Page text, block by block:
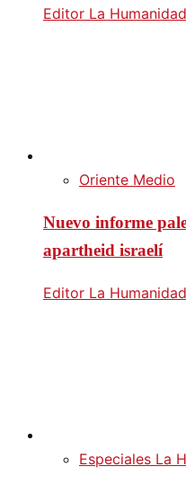
Editor La Humanidad
Oriente Medio
Nuevo informe
apartheid israelí
Editor La Humanidad
Especiales La